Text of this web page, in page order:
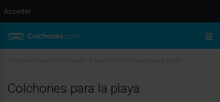
Colchones para la playa
Acceder